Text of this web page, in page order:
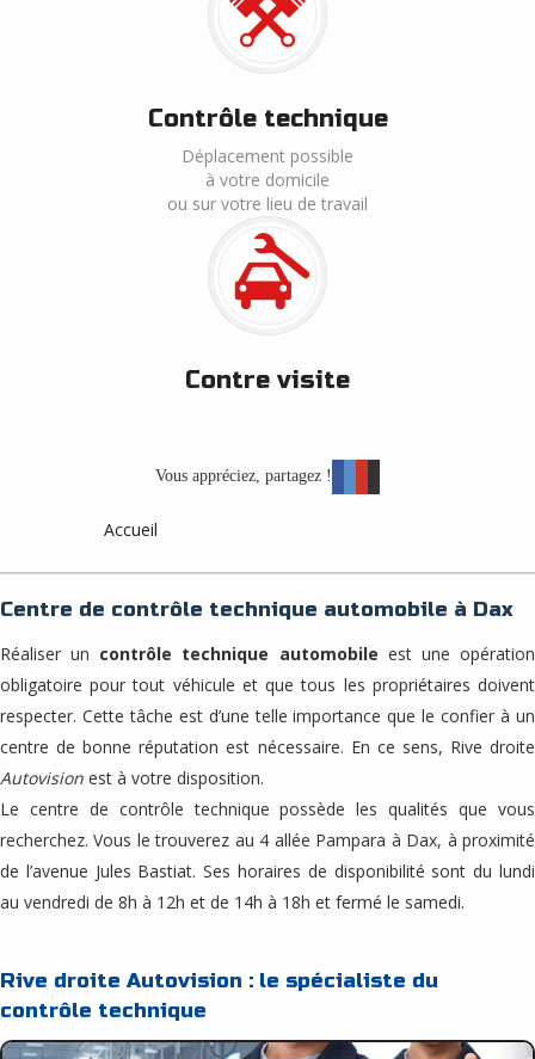
Contrôle technique
Déplacement possible
à votre domicile
ou sur votre lieu de travail
Contre visite
Vous appréciez, partagez !
Accueil
Centre de contrôle technique automobile à Dax
Réaliser un contrôle technique automobile est une opération
obligatoire pour tout véhicule et que tous les propriétaires doivent
respecter. Cette tâche est d’une telle importance que le confier à un
centre de bonne réputation est nécessaire. En ce sens, Rive droite
Autovision est à votre disposition.
Le centre de contrôle technique possède les qualités que vous
recherchez. Vous le trouverez au 4 allée Pampara à Dax, à proximité
de l’avenue Jules Bastiat. Ses horaires de disponibilité sont du lundi
au vendredi de 8h à 12h et de 14h à 18h et fermé le samedi.
Rive droite Autovision : le spécialiste du
contrôle technique